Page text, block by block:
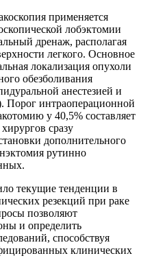
применяется
лобэктомии
дренаж, располагая
легкого. Основное
локализация опухоли
обезболивания
анестезией и
Порог интраоперационной
у 40,5% составляет
сразу
дополнительного
рутинно
текущие тенденции в
резекций при раке
позволяют
и определить
способствуя
клинических